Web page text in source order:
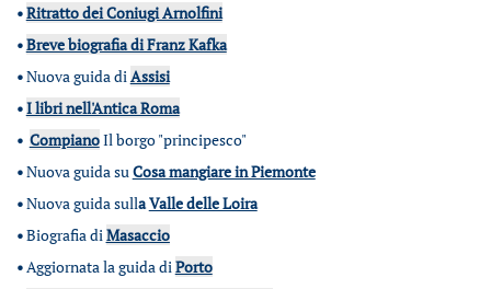
•Ritratto dei Coniugi Arnolfini
•Breve biografia di Franz Kafka
•Nuova guida diAssisi
•I libri nell'Antica Roma
• CompianoIl borgo "principesco"
•Nuova guida suCosa mangiare in Piemonte
•Nuova guida sullaValle delle Loira
•Biografia diMasaccio
•Aggiornata la guida diPorto